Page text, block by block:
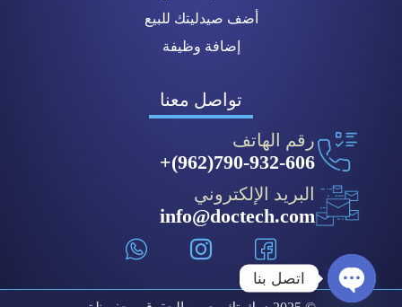
أضف صيدليتك للبيع
إضافة وظيفة
تواصل معنا
رقم الهاتف
790-932-606(962)+
البريد الإلكتروني
info@doctech.com
اتصل بنا